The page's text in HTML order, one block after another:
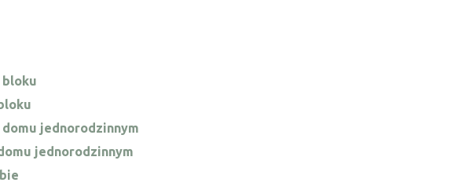
bloku
jednorodzinnym
jednorodzinnym